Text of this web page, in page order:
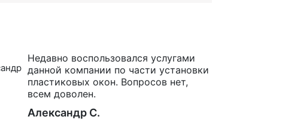
Недавно воспользовался услугами
данной компании по части установки
пластиковых окон. Вопросов нет,
всем доволен.
Александр С.